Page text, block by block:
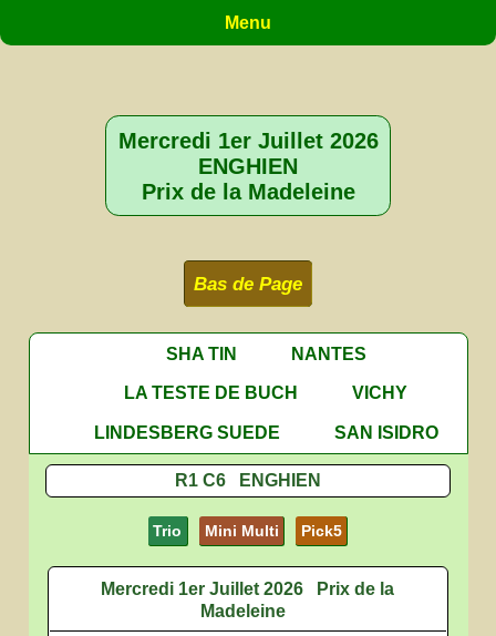
Menu
Mercredi 1er Juillet 2026
ENGHIEN
Prix de la Madeleine
Bas de Page
SHA TIN
NANTES
LA TESTE DE BUCH
VICHY
LINDESBERG SUEDE
SAN ISIDRO
R1 C6 ENGHIEN
Trio Mini Multi Pick5
Mercredi 1er Juillet 2026
Prix de la
Madeleine